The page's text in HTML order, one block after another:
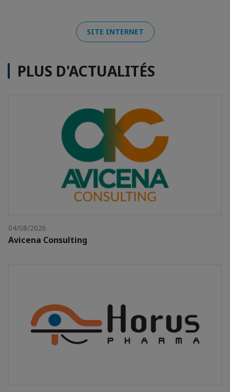
SITE INTERNET
PLUS D'ACTUALITÉS
04/08/2026
Avicena Consulting